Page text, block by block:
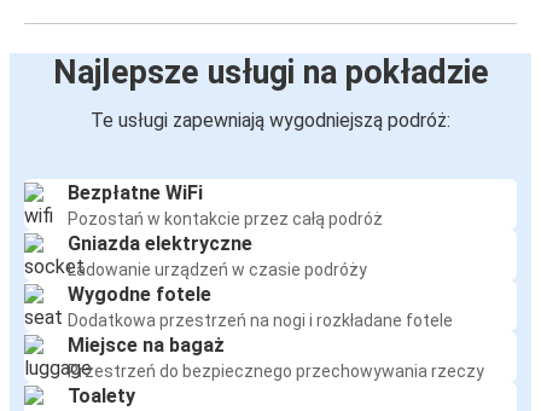
Najlepsze usługi na pokładzie
Te usługi zapewniają wygodniejszą podróż:
Bezpłatne WiFi
Pozostań w kontakcie przez całą podróż
Gniazda elektryczne
Ładowanie urządzeń w czasie podróży
Wygodne fotele
Dodatkowa przestrzeń na nogi i rozkładane fotele
Miejsce na bagaż
Przestrzeń do bezpiecznego przechowywania rzeczy
Toalety